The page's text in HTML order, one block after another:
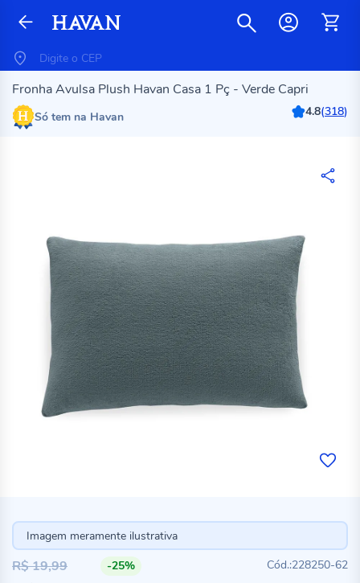
Fronha Avulsa Plush Havan Casa 1 Pç - Verde Capri
Só tem na Havan 4.8(318)
Imagem meramente ilustrativa
-25%
228250-62
R$ 19,99